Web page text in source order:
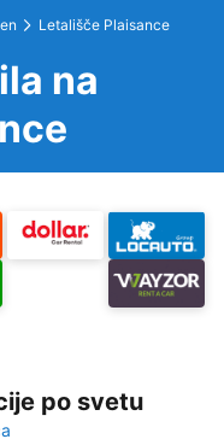
Letališče Plaisance
na
po svetu